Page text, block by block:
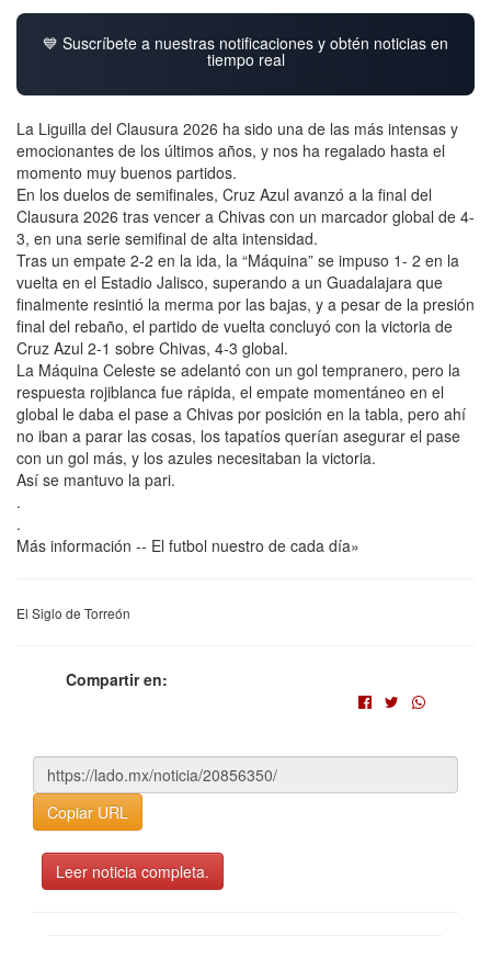
💙 Suscríbete a nuestras notificaciones y obtén noticias en
tiempo real
La Liguilla del Clausura 2026 ha sido una de las más intensas y
emocionantes de los últimos años, y nos ha regalado hasta el
momento muy buenos partidos.
En los duelos de semifinales, Cruz Azul avanzó a la final del
Clausura 2026 tras vencer a Chivas con un marcador global de 4-
3, en una serie semifinal de alta intensidad.
Tras un empate 2-2 en la ida, la “Máquina” se impuso 1- 2 en la
vuelta en el Estadio Jalisco, superando a un Guadalajara que
finalmente resintió la merma por las bajas, y a pesar de la presión
final del rebaño, el partido de vuelta concluyó con la victoria de
Cruz Azul 2-1 sobre Chivas, 4-3 global.
La Máquina Celeste se adelantó con un gol tempranero, pero la
respuesta rojiblanca fue rápida, el empate momentáneo en el
global le daba el pase a Chivas por posición en la tabla, pero ahí
no iban a parar las cosas, los tapatíos querían asegurar el pase
con un gol más, y los azules necesitaban la victoria.
Así se mantuvo la pari.
.
.
Más información -- El futbol nuestro de cada día»
El Siglo de Torreón
Compartir en:
Copiar URL
Leer noticia completa.